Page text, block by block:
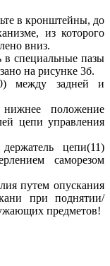
в кронштейны, до
из которого
вниз.
в специальные пазы
на рисунке 3б.
между задней и
положение
цепи управления
цепи(11)
саморезом
путем опускания
при поднятии/
предметов!